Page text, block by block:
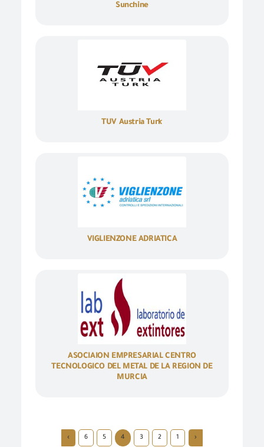
Sunchine
TUV Austria Turk
VIGLIENZONE ADRIATICA
ASOCIAION EMPRESARIAL CENTRO
TECNOLOGICO DEL METAL DE LA REGION DE
MURCIA
‹
1
2
3
4
5
6
›